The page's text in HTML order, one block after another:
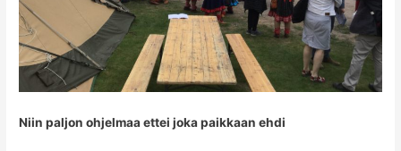
Niin paljon ohjelmaa ettei joka paikkaan ehdi